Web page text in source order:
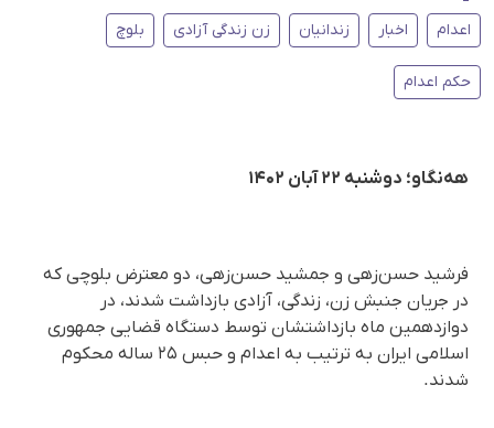
اعدام اخبار زندانیان زن زندگی آزادی بلوچ
حکم اعدام
هه‌نگاو؛ دوشنبه ۲۲ آبان ۱۴۰۲
فرشید حسن‌زهی و جمشید حسن‌زهی، دو معترض بلوچی که
در جریان جنبش زن، زندگی، آزادی بازداشت‌ شدند، در
دوازدهمین ماه بازداشتشان توسط دستگاه قضایی جمهوری
اسلامی ایران به ترتیب به اعدام و حبس ٢۵ ساله محکوم
شدند.